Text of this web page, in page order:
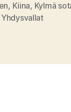
, Kiina, Kylmä
Yhdysvallat